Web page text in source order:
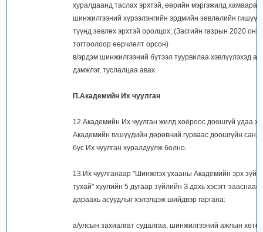
хуралдаанд таслах эрхтэй, өөрийн мэргэжилд хамаарах
шинжилгээний хүрээлэнгийн эрдмийн зөвлөлийн гишүүн
түүнд зөвлөх эрхтэй оролцох; (Засгийн газрын 2020 оны
тогтоолоор өөрчлөлт орсон)
в/эрдэм шинжилгээний бүтээл туурвилаа хэвлүүлэхэд
дэмжлэг, туслалцаа авах.
П.Академийн Их чуулган
12.Академийн Их чуулган жилд хоёроос доошгүй удаа
Академийн гишүүдийн дөрөвний гурваас доошгүйн
бус Их чуулган хуралдуулж болно.
13.Их чуулганаар "Шинжлэх ухааны Академийн эрх
тухай" хуулийн 5 дугаар зүйлийн З дахь хэсэгт зааснаас
дараахь асуудлыг хэлэлцэж шийдвэр гаргана:
а/улсын захиалгат судалгаа, шинжилгээний ажлын